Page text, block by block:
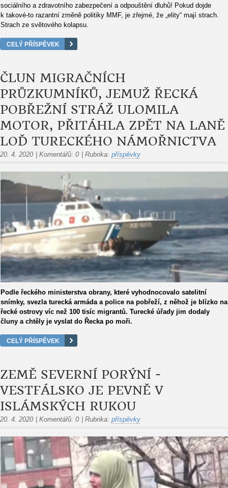
sociálního a zdravotního zabezpečení a odpouštění dluhů! Pokud dojde
k takové-to razantní změně politiky MMF, je zřejmé, že „elity“ mají strach.
Strach ze světového kolapsu.
CELÝ PŘÍSPĚVEK
ČLUN MIGRAČNÍCH
PRŮZKUMNÍKŮ, JEMUŽ ŘECKÁ
POBŘEŽNÍ STRÁŽ ULOMILA
MOTOR, PŘITÁHLA ZPĚT NA LANĚ
LOĎ TURECKÉHO NÁMOŘNICTVA
20. 4. 2020 | Komentářů: 0 | Rubrika: příspěvky
Podle řeckého ministerstva obrany, které vyhodnocovalo satelitní
snímky, svezla turecká armáda a police na pobřeží, z něhož je blízko na
řecké ostrovy víc než 100 tisíc migrantů. Turecké úřady jim dodaly
čluny a chtěly je vyslat do Řecka po moři.
CELÝ PŘÍSPĚVEK
ZEMĚ SEVERNÍ PORÝNÍ -
VESTFÁLSKO JE PEVNĚ V
ISLÁMSKÝCH RUKOU
20. 4. 2020 Komentářů: 0 Rubrika: příspěvky